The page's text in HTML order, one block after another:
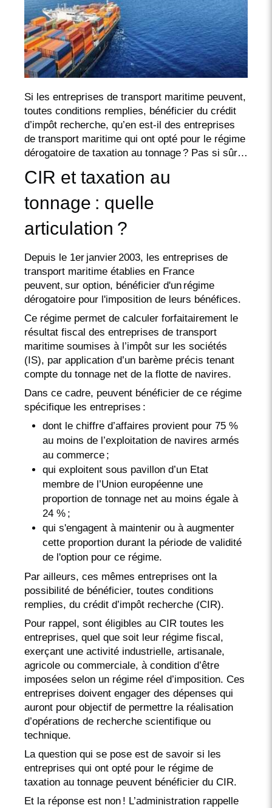
Si les entreprises de transport maritime peuvent,
toutes conditions remplies, bénéficier du crédit
d’impôt recherche, qu’en est-il des entreprises
de transport maritime qui ont opté pour le régime
dérogatoire de taxation au tonnage ? Pas si sûr…
CIR et taxation au
tonnage : quelle
articulation ?
Depuis le 1er janvier 2003, les entreprises de
transport maritime établies en France
peuvent, sur option, bénéficier d'un régime
dérogatoire pour l'imposition de leurs bénéfices.
Ce régime permet de calculer forfaitairement le
résultat fiscal des entreprises de transport
maritime soumises à l’impôt sur les sociétés
(IS), par application d’un barème précis tenant
compte du tonnage net de la flotte de navires.
Dans ce cadre, peuvent bénéficier de ce régime
spécifique les entreprises :
dont le chiffre d’affaires provient pour 75 %
au moins de l’exploitation de navires armés
au commerce ;
qui exploitent sous pavillon d’un Etat
membre de l’Union européenne une
proportion de tonnage net au moins égale à
24 % ;
qui s'engagent à maintenir ou à augmenter
cette proportion durant la période de validité
de l'option pour ce régime.
Par ailleurs, ces mêmes entreprises ont la
possibilité de bénéficier, toutes conditions
remplies, du crédit d’impôt recherche (CIR).
Pour rappel, sont éligibles au CIR toutes les
entreprises, quel que soit leur régime fiscal,
exerçant une activité industrielle, artisanale,
agricole ou commerciale, à condition d’être
imposées selon un régime réel d’imposition. Ces
entreprises doivent engager des dépenses qui
auront pour objectif de permettre la réalisation
d’opérations de recherche scientifique ou
technique.
La question qui se pose est de savoir si les
entreprises qui ont opté pour le régime de
taxation au tonnage peuvent bénéficier du CIR.
Et la réponse est non ! L’administration rappelle